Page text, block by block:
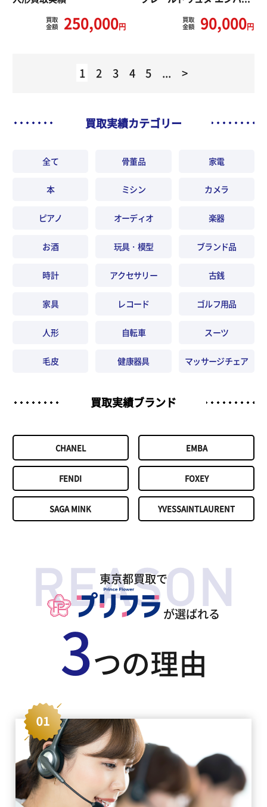
買取
金額
250,000円
買取
金額
90,000円
1 2 3 4 5 ... >
買取実績カテゴリー
全て 骨董品 家電
本 ミシン カメラ
ピアノ オーディオ 楽器
お酒 玩具・模型 ブランド品
時計 アクセサリー 古銭
家具 レコード ゴルフ用品
人形 自転車 スーツ
毛皮 健康器具 マッサージチェア
買取実績ブランド
CHANEL EMBA
FENDI FOXEY
SAGA MINK YVESSAINTLAURENT
東京都買取で
が選ばれる
3つの理由